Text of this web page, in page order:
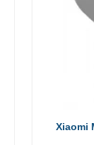
Xiaomi